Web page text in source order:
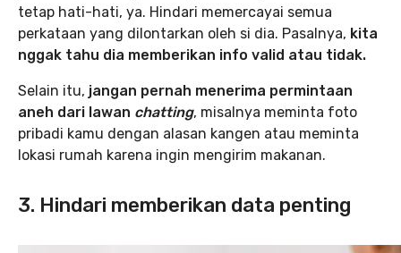
tetap hati-hati, ya. Hindari memercayai semua
perkataan yang dilontarkan oleh si dia. Pasalnya, kita
nggak tahu dia memberikan info valid atau tidak.
Selain itu, jangan pernah menerima permintaan
aneh dari lawan chatting, misalnya meminta foto
pribadi kamu dengan alasan kangen atau meminta
lokasi rumah karena ingin mengirim makanan.
3. Hindari memberikan data penting